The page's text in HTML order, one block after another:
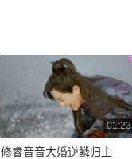
01:23
修睿音音大婚逆鳞归主